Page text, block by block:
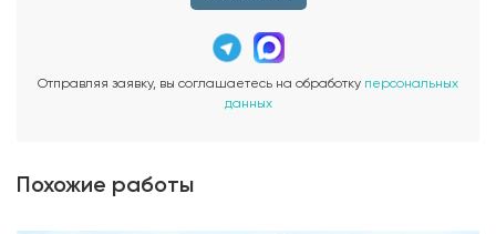
Отправляя заявку, вы соглашаетесь на обработку персональных
данных
Похожие работы